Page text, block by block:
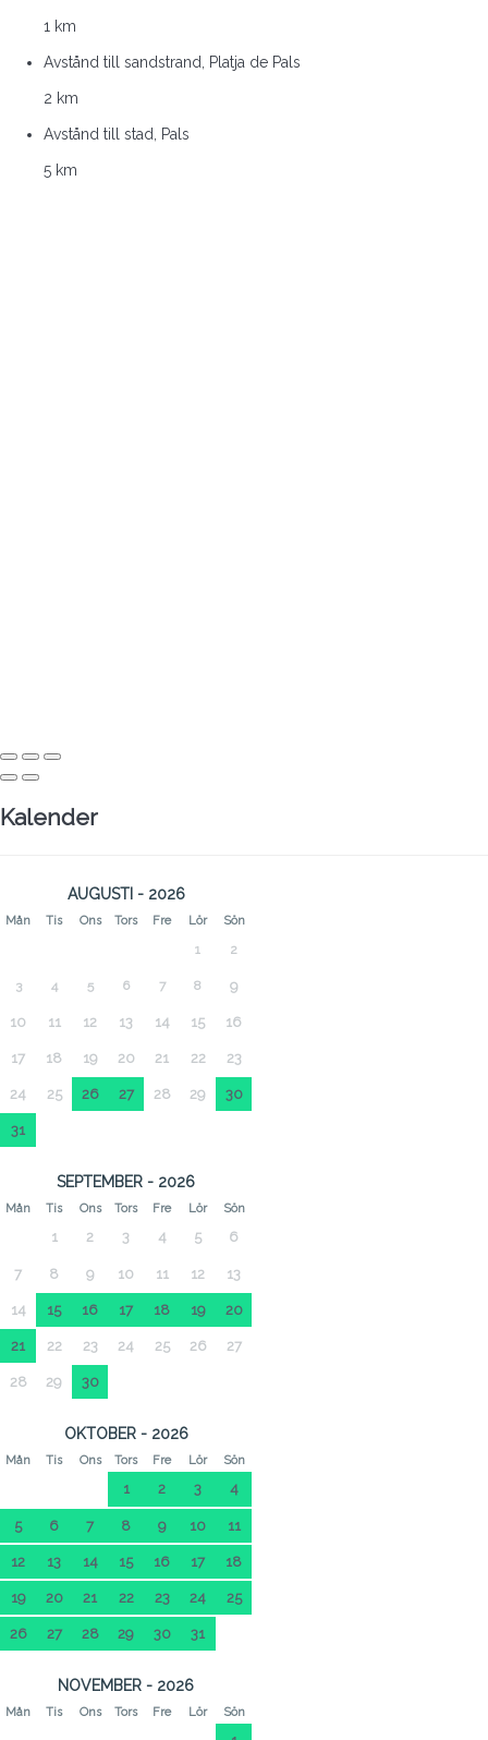
1 km
Avstånd till sandstrand, Platja de Pals
2 km
Avstånd till stad, Pals
5 km
Kalender
AUGUSTI - 2026
Mån Tis Ons Tors Fre Lör Sön
1 2
3 4 5 6 7 8 9
10 11 12 13 14 15 16
17 18 19 20 21 22 23
24 25 26 27 28 29 30
31
SEPTEMBER - 2026
Mån Tis Ons Tors Fre Lör Sön
1 2 3 4 5 6
7 8 9 10 11 12 13
14 15 16 17 18 19 20
21 22 23 24 25 26 27
28 29 30
OKTOBER - 2026
Mån Tis Ons Tors Fre Lör Sön
1 2 3 4
5 6 7 8 9 10 11
12 13 14 15 16 17 18
19 20 21 22 23 24 25
26 27 28 29 30 31
NOVEMBER - 2026
Mån Tis Ons Tors Fre Lör Sön